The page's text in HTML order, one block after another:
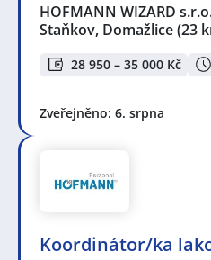
HOFMANN WIZARD
Staňkov, Domažlice(23
28 950 – 35 000 Kč
Zveřejněno: 6. srpna
Koordinátor/ka